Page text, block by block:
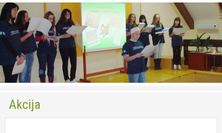
Naslovna
O nama
Projekti
Donatori, partneri
Usluga Pomoć u kući za stare
Akcija